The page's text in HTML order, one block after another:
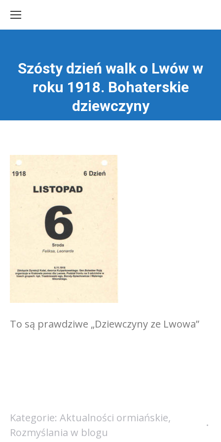
Szósty dzień walk o Lwów w
roku 1918. Bohaterskie
dziewczyny
Jesteś tutaj:
To są prawdziwe „Dziewczyny ze Lwowa”
Kategorie: Aktualności ormiańskie,
Rozmyślania w blogu